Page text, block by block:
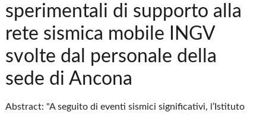
sperimentali di supporto alla
rete sismica mobile INGV
svolte dal personale della
sede di Ancona
Abstract: "A seguito di eventi sismici significativi, l’Istituto